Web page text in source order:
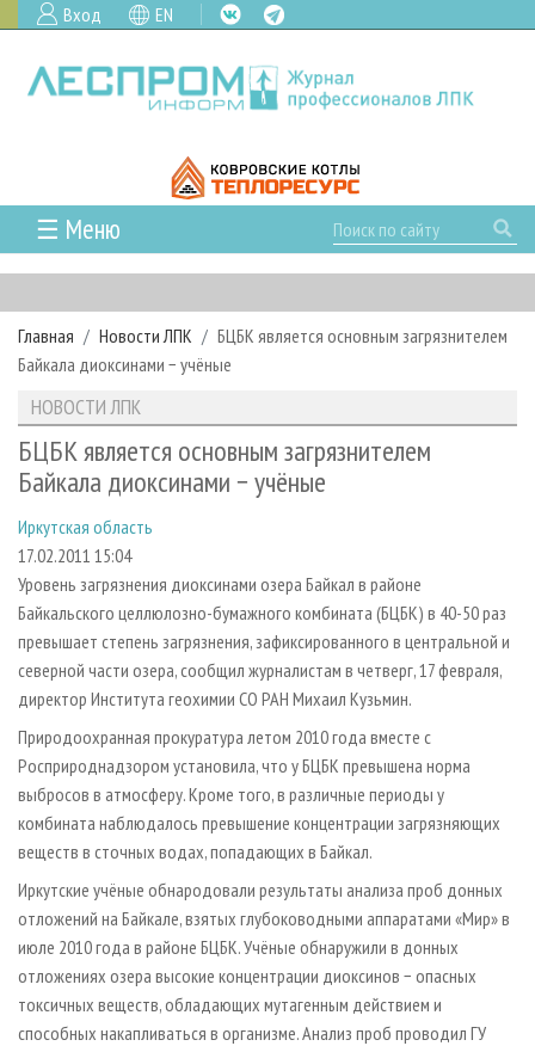
Вход EN
☰ Меню
ГЛАВНАЯ
РУБРИКИ И ТЕМЫ
РУБРИКИ ЖУРНАЛА
ЛЕСОЗАГОТОВКА
ЛЕСОПИЛЕНИЕ
СУШКА ДРЕВЕСИНЫ
ПРОИЗВОДСТВО ДРЕВЕСНЫХ ПЛИТ
ДЕРЕВЯННОЕ ДОМОСТРОЕНИЕ
ПРОИЗВОДСТВО МЕБЕЛИ
БИОЭНЕРГЕТИКА
ЦБП
ИНСТРУМЕНТ И МАТЕРИАЛЫ
НОВОСТИ
НОВОСТИ ЛПК
НОВОСТИ ЖУРНАЛА
ПРОЕКТЫ ЛПИ
АНАЛИТИКА
ПРЕДПРИЯТИЯ ЛПК
ПЕРСОНЫ
МОБИЛЬНЫЕ ВЫСТАВКИ
ОФИЦИАЛЬНЫЕ ДЕЛЕГАЦИИ
ПРИОРИТЕТНЫЕ ИНВЕСТПРОЕКТЫ
RUSSIAN FORESTRY REVIEW
ГАЗЕТА ЛЕСПРОМФОРУМ
БИБЛИОТЕКА СПЕЦИАЛИСТА
АРХИВ
АРХИВ ЖУРНАЛОВ
СТАТЬИ
О ЖУРНАЛЕ
ПОДПИСКА
КОНТАКТЫ
РЕКЛАМОДАТЕЛЯМ
РЕКЛАМА
РЕКЛАМА НА САЙТЕ
Главная Новости ЛПК
БЦБК является основным загрязнителем
Байкала диоксинами − учёные
НОВОСТИ ЛПК
БЦБК является основным загрязнителем
Байкала диоксинами − учёные
Иркутская область
17.02.2011 15:04
Уровень загрязнения диоксинами озера Байкал в районе
Байкальского целлюлозно-бумажного комбината (БЦБК) в 40-50 раз
превышает степень загрязнения, зафиксированного в центральной и
северной части озера, сообщил журналистам в четверг, 17 февраля,
директор Института геохимии СО РАН Михаил Кузьмин.
Природоохранная прокуратура летом 2010 года вместе с
Росприроднадзором установила, что у БЦБК превышена норма
выбросов в атмосферу. Кроме того, в различные периоды у
комбината наблюдалось превышение концентрации загрязняющих
веществ в сточных водах, попадающих в Байкал.
Иркутские учёные обнародовали результаты анализа проб донных
отложений на Байкале, взятых глубоководными аппаратами «Мир» в
июле 2010 года в районе БЦБК. Учёные обнаружили в донных
отложениях озера высокие концентрации диоксинов − опасных
токсичных веществ, обладающих мутагенным действием и
способных накапливаться в организме. Анализ проб проводил ГУ